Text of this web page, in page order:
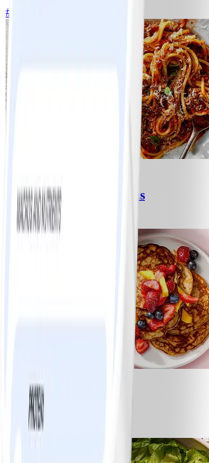
#
Spagetti med köttfärssås
Lätt10 MIN
Bananpannkakor
5 MIN